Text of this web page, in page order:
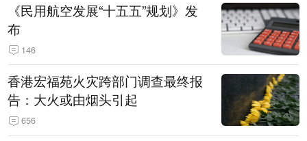
《民用航空发展“十五五”规划》发
布
146
香港宏福苑火灾跨部门调查最终报
告：大火或由烟头引起
656